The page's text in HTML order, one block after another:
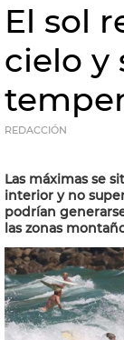
El sol
cielo y
REDACCIÓN
Las máximas se
interior y no
podrían
las zonas